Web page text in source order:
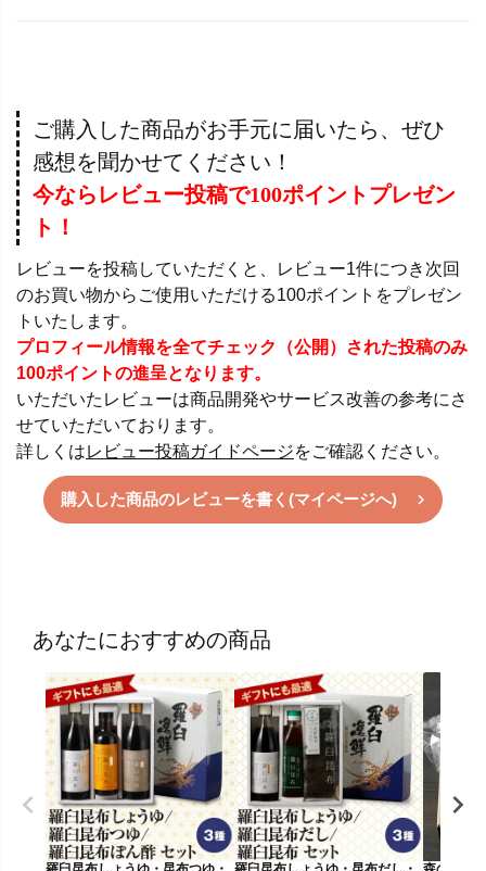
ご購入した商品がお手元に届いたら、ぜひ
感想を聞かせてください！
今ならレビュー投稿で100ポイントプレゼン
ト！
レビューを投稿していただくと、レビュー1件につき次回
のお買い物からご使用いただける100ポイントをプレゼン
トいたします。
プロフィール情報を全てチェック（公開）された投稿のみ
100ポイントの進呈となります。
いただいたレビューは商品開発やサービス改善の参考にさ
せていただいております。
詳しくはレビュー投稿ガイドページをご確認ください。
購入した商品のレビューを書く(マイページへ)
あなたにおすすめの商品